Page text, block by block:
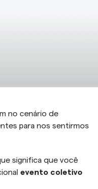
no cenário de
para nos sentirmos
significa que você
evento coletivo